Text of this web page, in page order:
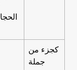
كجزء من
جملة